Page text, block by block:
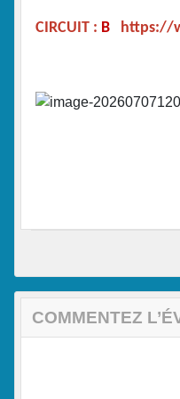
CIRCUIT : B https://
COMMENTEZ